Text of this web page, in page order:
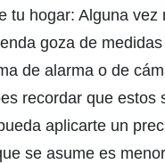
tu hogar: Alguna
goza de
de alarma o de
recordar que estos
aplicarte un
se asume es